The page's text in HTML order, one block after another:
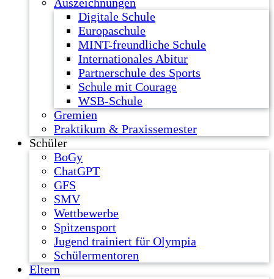
Digitale Schule
Europaschule
MINT-freundliche Schule
Internationales Abitur
Partnerschule des Sports
Schule mit Courage
WSB-Schule
Gremien
Praktikum & Praxissemester
Schüler
BoGy
ChatGPT
GFS
SMV
Wettbewerbe
Spitzensport
Jugend trainiert für Olympia
Schülermentoren
Eltern